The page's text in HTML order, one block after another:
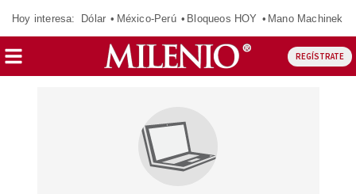
Hoy interesa: Dólar México-Perú Bloqueos HOY Mano Machinek
REGÍSTRATE